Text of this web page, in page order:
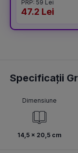
PRP: 59 Lei
47.2 Lei
Specificații
Dimensiune
14,5 x 20,5 cm